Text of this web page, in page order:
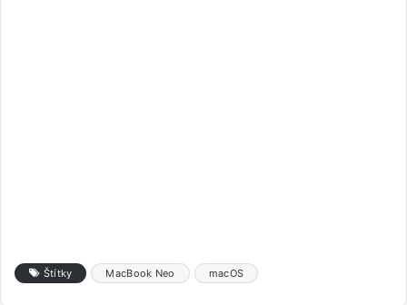
Štítky MacBook Neo macOS